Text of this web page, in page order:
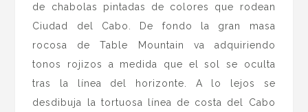
de chabolas pintadas de colores que rodean
Ciudad del Cabo. De fondo la gran masa
rocosa de Table Mountain va adquiriendo
tonos rojizos a medida que el sol se oculta
tras la línea del horizonte. A lo lejos se
desdibuja la tortuosa línea de costa del Cabo